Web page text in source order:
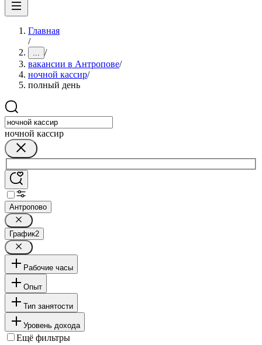
Главная
/
... /
вакансии в Антропове/
ночной кассир/
полный день
ночной кассир
Антропово
График2
Рабочие часы
Опыт
Тип занятости
Уровень дохода
Ещё фильтры